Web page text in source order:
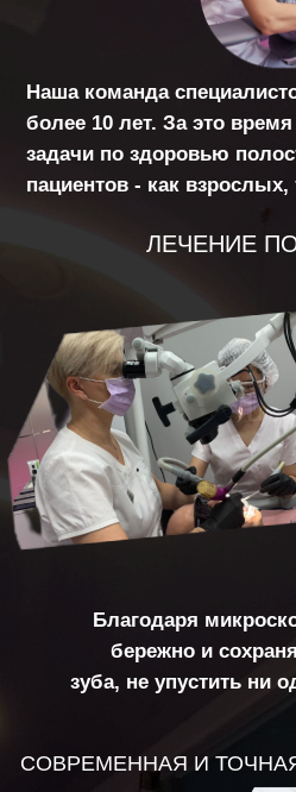
В клинике вы можете пройти полное
Снимок позволяет объективно
клиническую ситуацию и составить
КОНСУЛЬТАЦИЯ
консультации - всё
один день на